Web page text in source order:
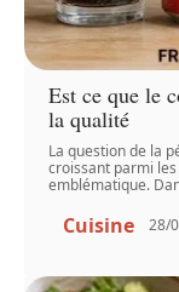
Est ce que le
la qualité
La question de la
croissant parmi
emblématique.
Cuisine 28/